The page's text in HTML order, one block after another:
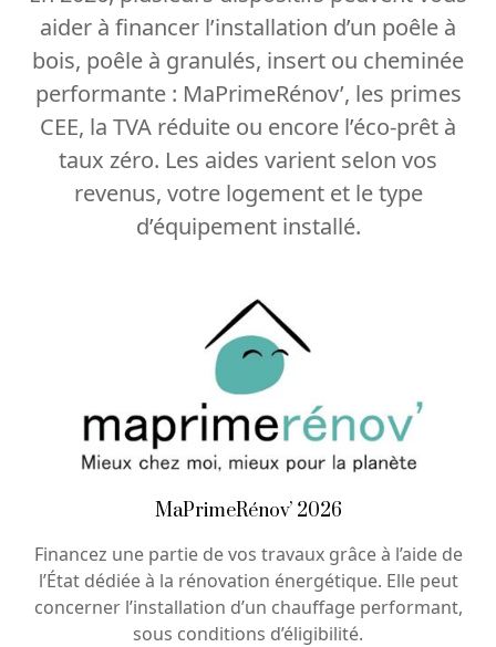
aider à financer l’installation d’un poêle à
bois, poêle à granulés, insert ou cheminée
performante : MaPrimeRénov’, les primes
CEE, la TVA réduite ou encore l’éco-prêt à
taux zéro. Les aides varient selon vos
revenus, votre logement et le type
d’équipement installé.
MaPrimeRénov’ 2026
Financez une partie de vos travaux grâce à l’aide de
l’État dédiée à la rénovation énergétique. Elle peut
concerner l’installation d’un chauffage performant,
sous conditions d’éligibilité.